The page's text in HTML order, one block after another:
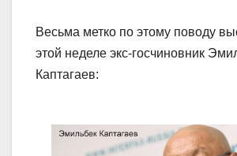
Весьма метко по этому поводу
этой неделе экс-госчиновник
Каптагаев: